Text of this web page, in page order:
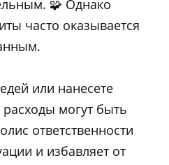
🧩 Однако
часто оказывается
или нанесете
могут быть
ответственности
и избавляет от